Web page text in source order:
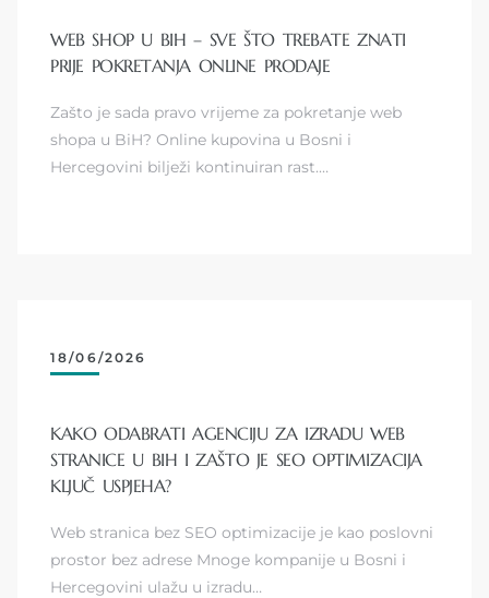
WEB SHOP U BIH – SVE ŠTO TREBATE ZNATI
PRIJE POKRETANJA ONLINE PRODAJE
Zašto je sada pravo vrijeme za pokretanje web
shopa u BiH? Online kupovina u Bosni i
Hercegovini bilježi kontinuiran rast.…
18/06/2026
KAKO ODABRATI AGENCIJU ZA IZRADU WEB
STRANICE U BIH I ZAŠTO JE SEO OPTIMIZACIJA
KLJUČ USPJEHA?
Web stranica bez SEO optimizacije je kao poslovni
prostor bez adrese Mnoge kompanije u Bosni i
Hercegovini ulažu u izradu…